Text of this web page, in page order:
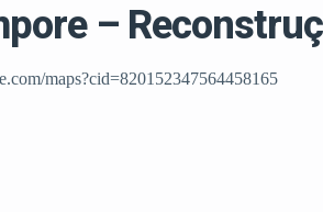
–
maps?cid=820152347564458165